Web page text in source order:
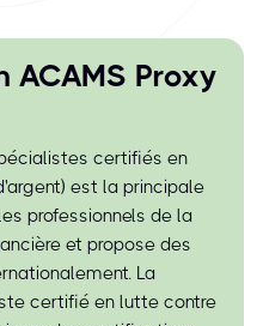
ACAMS Proxy
certifiés en
est la principale
professionnels de la
et propose des
La
certifié en lutte contre